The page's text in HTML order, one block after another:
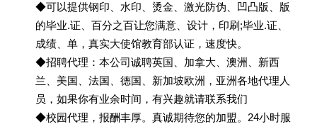
◆可以提供钢印、水印、烫金、激光防伪、凹凸版、版
的毕业.证、百分之百让您满意、设计，印刷;毕业.证、
成绩、单，真实大使馆教育部认证，速度快。
◆招聘代理：本公司诚聘英国、加拿大、澳洲、新西
兰、美国、法国、德国、新加坡欧洲，亚洲各地代理人
员，如果你有业余时间，有兴趣就请联系我们
◆校园代理，报酬丰厚。真诚期待您的加盟。24小时服